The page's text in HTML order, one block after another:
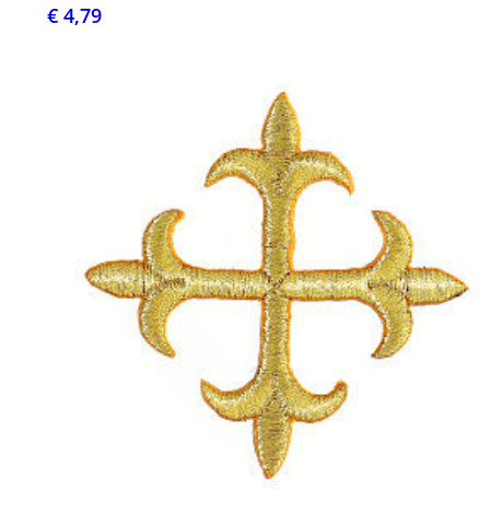
€ 4,79